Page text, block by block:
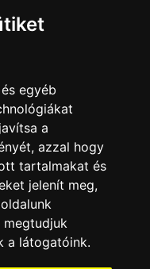
egyéb
a
azzal hogy
tartalmakat és
jelenít meg,
a látogatóink.